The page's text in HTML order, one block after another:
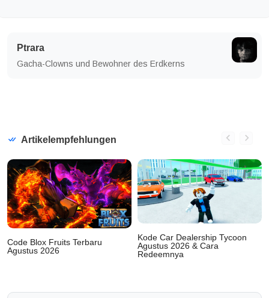
Ptrara
Gacha-Clowns und Bewohner des Erdkerns
Artikelempfehlungen
Code Blox Fruits Terbaru
Agustus 2026
Kode Car Dealership Tycoon
Agustus 2026 & Cara
Redeemnya